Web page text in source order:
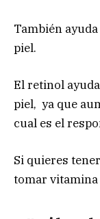
También
piel.
El retinol
piel, ya que
cual es el
Si quieres
tomar vitamina